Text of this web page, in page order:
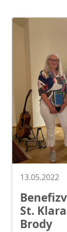
13.05.2022
St.
Brody